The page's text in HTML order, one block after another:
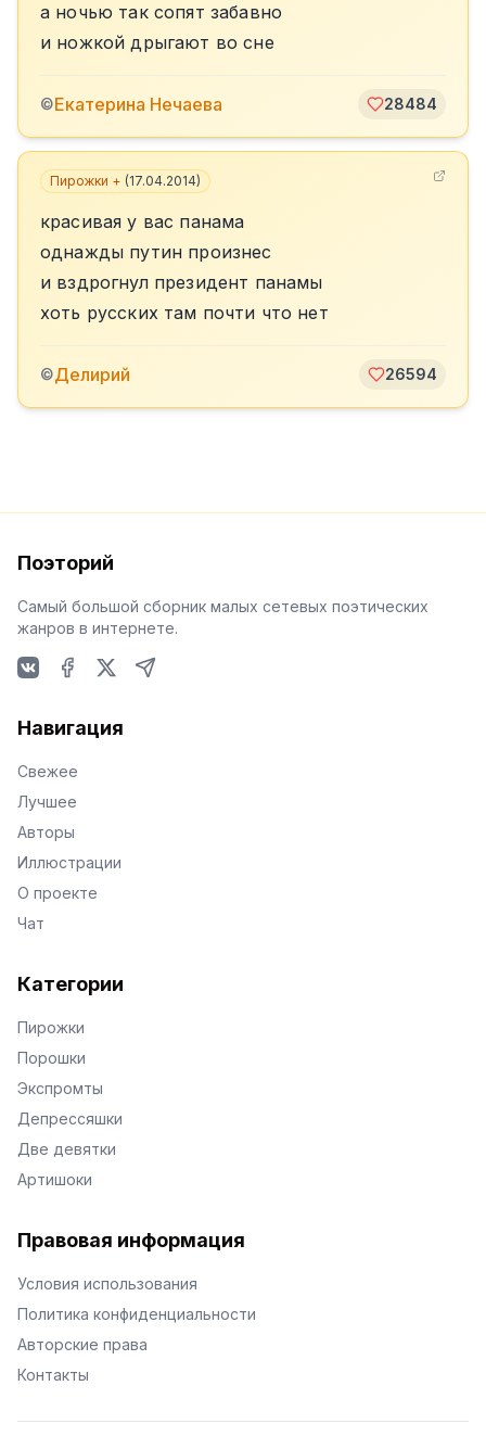
а ночью так сопят забавно
и ножкой дрыгают во сне
©Екатерина Нечаева 28484
Пирожки + (17.04.2014)
красивая у вас панама
однажды путин произнес
и вздрогнул президент панамы
хоть русских там почти что нет
©Делирий 26594
Поэторий
Самый большой сборник малых сетевых поэтических
жанров в интернете.
Навигация
Свежее
Лучшее
Авторы
Иллюстрации
О проекте
Чат
Категории
Пирожки
Порошки
Экспромты
Депрессяшки
Две девятки
Артишоки
Правовая информация
Условия использования
Политика конфиденциальности
Авторские права
Контакты